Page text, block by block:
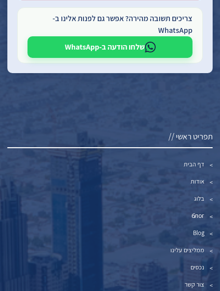
צריכים תשובה מהירה? אפשר גם לפנות אלינו ב-
WhatsApp
שלחו הודעה ב-WhatsApp
תפריט ראשי //
דף הבית
אודות
בלוג
блог
Blog
ממליצים עלינו
נכסים
צור קשר